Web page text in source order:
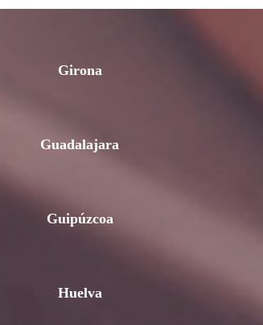
Girona
Guadalajara
Guipúzcoa
Huelva